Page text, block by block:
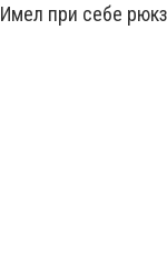
Имел при себе